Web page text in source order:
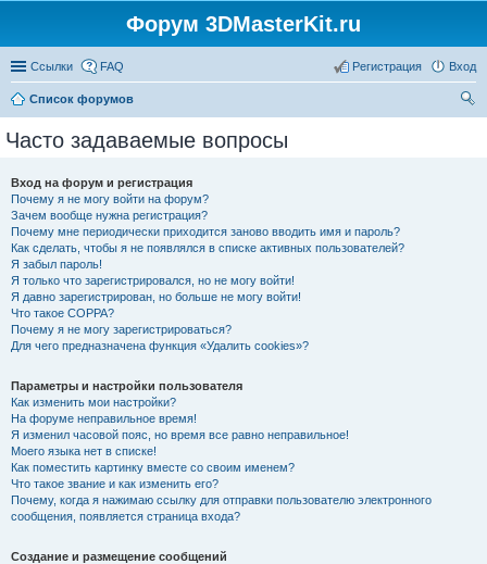
Форум 3DMasterKit.ru
Ссылки FAQ Вход
Регистрация
Список форумов
Часто задаваемые вопросы
Вход на форум и регистрация
Почему я не могу войти на форум?
Зачем вообще нужна регистрация?
Почему мне периодически приходится заново вводить имя и пароль?
Как сделать, чтобы я не появлялся в списке активных пользователей?
Я забыл пароль!
Я только что зарегистрировался, но не могу войти!
Я давно зарегистрирован, но больше не могу войти!
Что такое COPPA?
Почему я не могу зарегистрироваться?
Для чего предназначена функция «Удалить cookies»?
Параметры и настройки пользователя
Как изменить мои настройки?
На форуме неправильное время!
Я изменил часовой пояс, но время все равно неправильное!
Моего языка нет в списке!
Как поместить картинку вместе со своим именем?
Что такое звание и как изменить его?
Почему, когда я нажимаю ссылку для отправки пользователю электронного
сообщения, появляется страница входа?
Создание и размещение сообщений